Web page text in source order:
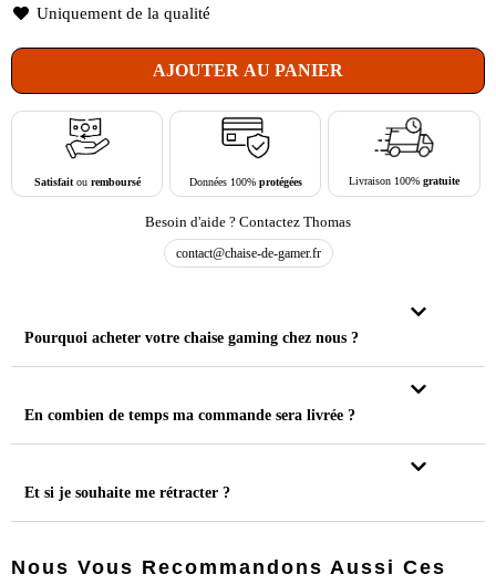
Uniquement de la qualité
AJOUTER AU PANIER
Satisfaitou remboursé Données 100% protégées Livraison 100%gratuite
Besoin d'aide ? Contactez Thomas
contact@chaise-de-gamer.fr
Pourquoi acheter votre chaise gaming chez nous ?
En combien de temps ma commande sera livrée ?
Et si je souhaite me rétracter ?
Nous Vous Recommandons Aussi Ces